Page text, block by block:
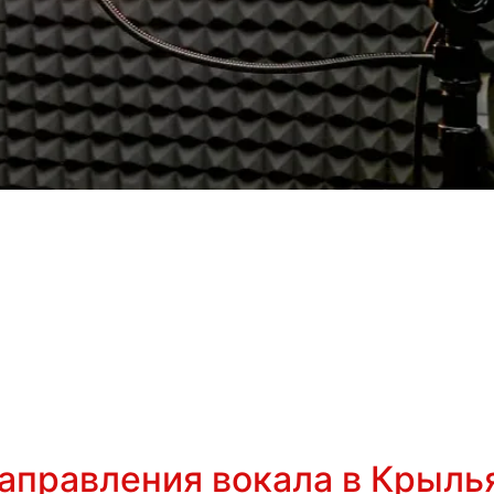
вокала в